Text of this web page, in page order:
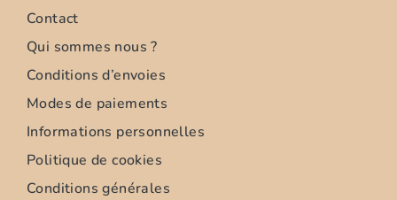
Contact
Qui sommes nous ?
Conditions d’envoies
Modes de paiements
Informations personnelles
Politique de cookies
Conditions générales